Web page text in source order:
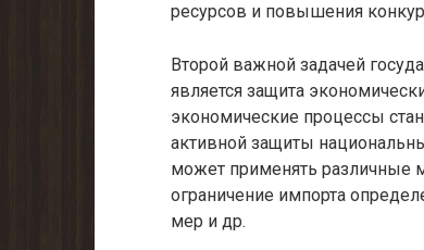
ресурсов и повышения
Второй важной задачей
является защита
экономические процессы
активной защиты
может применять
ограничение импорта
мер и др.